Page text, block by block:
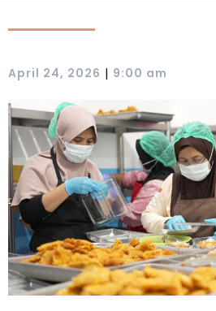
April 24, 2026 | 9:00 am